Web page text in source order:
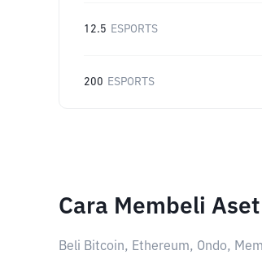
12.5 ESPORTS
200 ESPORTS
Cara Membeli
Beli Bitcoin, Ethereum, Ondo,